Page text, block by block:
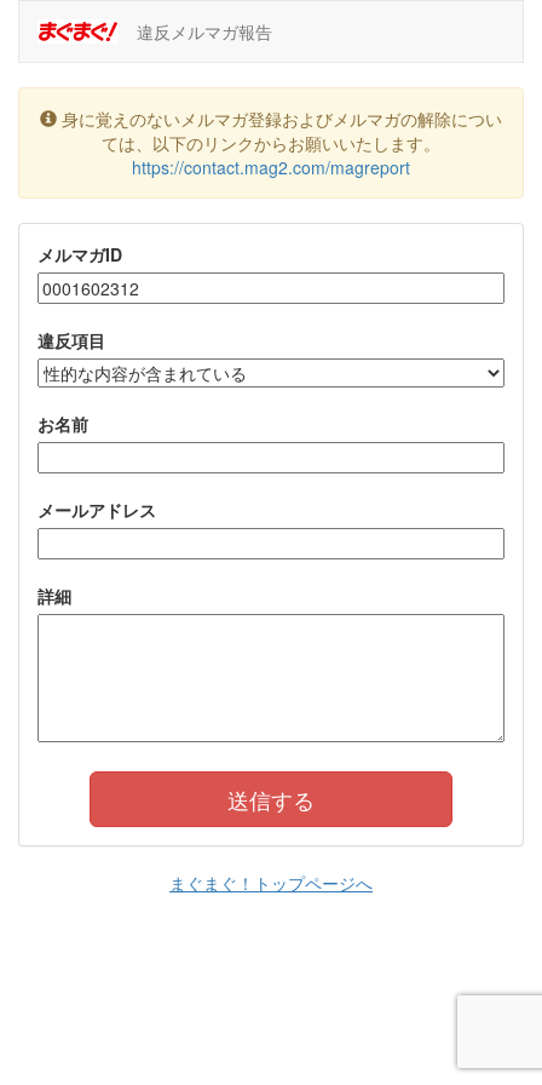
違反メルマガ報告
身に覚えのないメルマガ登録およびメルマガの解除につい
ては、以下のリンクからお願いいたします。
https://contact.mag2.com/magreport
メルマガID
違反項目
お名前
メールアドレス
詳細
まぐまぐ！トップページへ